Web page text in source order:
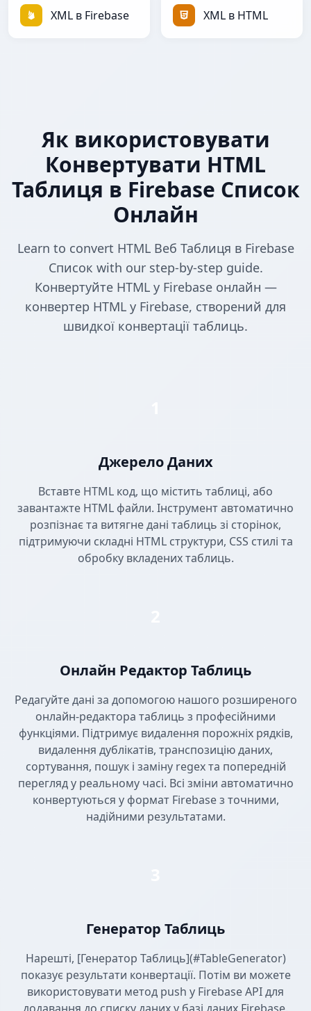
XML в Firebase XML в HTML
Як використовувати
Конвертувати HTML
Таблиця в Firebase Список
Онлайн
Learn to convert HTML Веб Таблиця в Firebase
Список with our step-by-step guide.
Конвертуйте HTML у Firebase онлайн —
конвертер HTML у Firebase, створений для
швидкої конвертації таблиць.
Джерело Даних
Вставте HTML код, що містить таблиці, або
завантажте HTML файли. Інструмент автоматично
розпізнає та витягне дані таблиць зі сторінок,
підтримуючи складні HTML структури, CSS стилі та
обробку вкладених таблиць.
Онлайн Редактор Таблиць
Редагуйте дані за допомогою нашого розширеного
онлайн-редактора таблиць з професійними
функціями. Підтримує видалення порожніх рядків,
видалення дублікатів, транспозицію даних,
сортування, пошук і заміну regex та попередній
перегляд у реальному часі. Всі зміни автоматично
конвертуються у формат Firebase з точними,
надійними результатами.
Генератор Таблиць
Нарешті, [Генератор Таблиць](#TableGenerator)
показує результати конвертації. Потім ви можете
використовувати метод push у Firebase API для